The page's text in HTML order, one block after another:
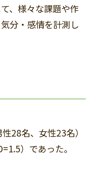
、様々な課題や作
分・感情を計測し
28名、女性23名）
）であった。